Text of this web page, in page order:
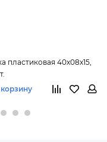
пластиковая 40х08х15,